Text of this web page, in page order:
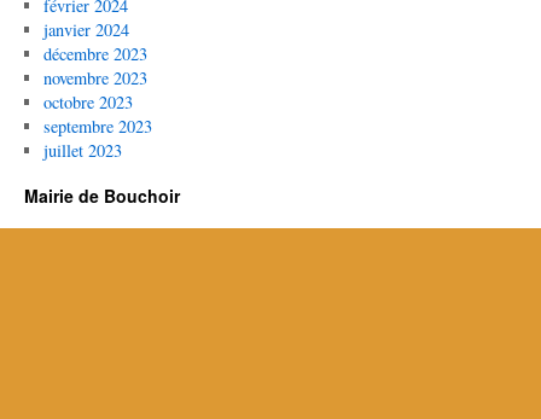
février 2024
janvier 2024
décembre 2023
novembre 2023
octobre 2023
septembre 2023
juillet 2023
Mairie de Bouchoir